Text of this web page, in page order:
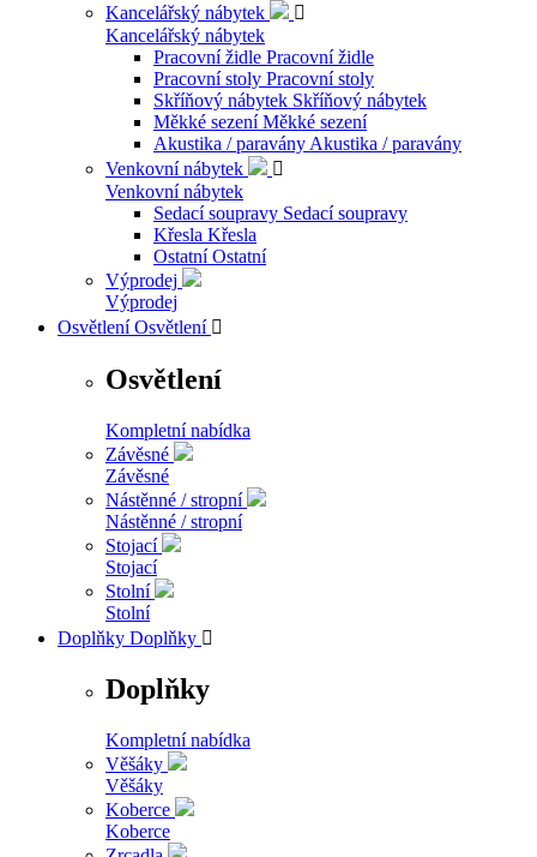
Kancelářský nábytek

Kancelářský nábytek
Pracovní židle Pracovní židle
Pracovní stoly Pracovní stoly
Skříňový nábytek Skříňový nábytek
Měkké sezení Měkké sezení
Akustika / paravány Akustika / paravány
Venkovní nábytek

Venkovní nábytek
Sedací soupravy Sedací soupravy
Křesla Křesla
Ostatní Ostatní
Výprodej
Výprodej
Osvětlení Osvětlení 
Osvětlení
Kompletní nabídka
Závěsné
Závěsné
Nástěnné / stropní
Nástěnné / stropní
Stojací
Stojací
Stolní
Stolní
Doplňky Doplňky 
Doplňky
Kompletní nabídka
Věšáky
Věšáky
Koberce
Koberce